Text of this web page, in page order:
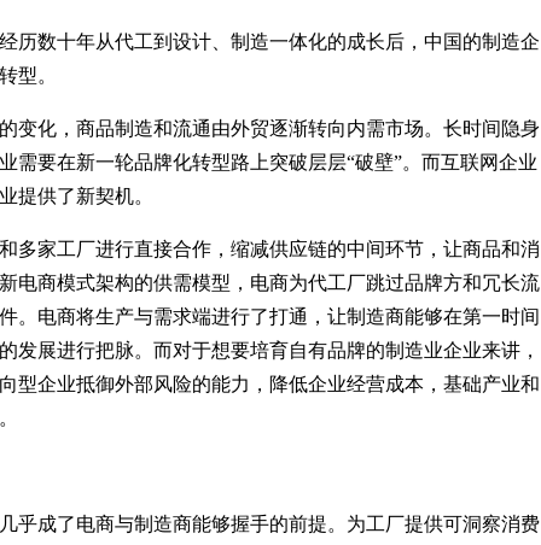
数十年从代工到设计、制造一体化的成长后，中国的制造企
型。
化，商品制造和流通由外贸逐渐转向内需市场。长时间隐身
需要在新一轮品牌化转型路上突破层层“破壁”。而互联网企业
提供了新契机。
家工厂进行直接合作，缩减供应链的中间环节，让商品和消
电商模式架构的供需模型，电商为代工厂跳过品牌方和冗长流
。电商将生产与需求端进行了打通，让制造商能够在第一时间
发展进行把脉。而对于想要培育自有品牌的制造业企业来讲，
型企业抵御外部风险的能力，降低企业经营成本，基础产业和
成了电商与制造商能够握手的前提。为工厂提供可洞察消费